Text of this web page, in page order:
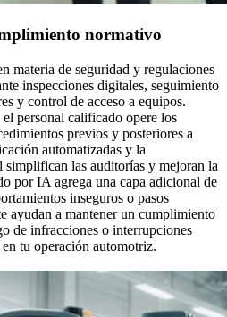
normativo
materia de seguridad y regulaciones
inspecciones digitales, seguimiento
y control de acceso a equipos.
personal calificado opere los
previos y posteriores a
automatizadas y la
simplifican las auditorías y mejoran la
por IA agrega una capa adicional de
inseguros o pasos
ayudan a mantener un cumplimiento
de infracciones o interrupciones
tu operación automotriz.